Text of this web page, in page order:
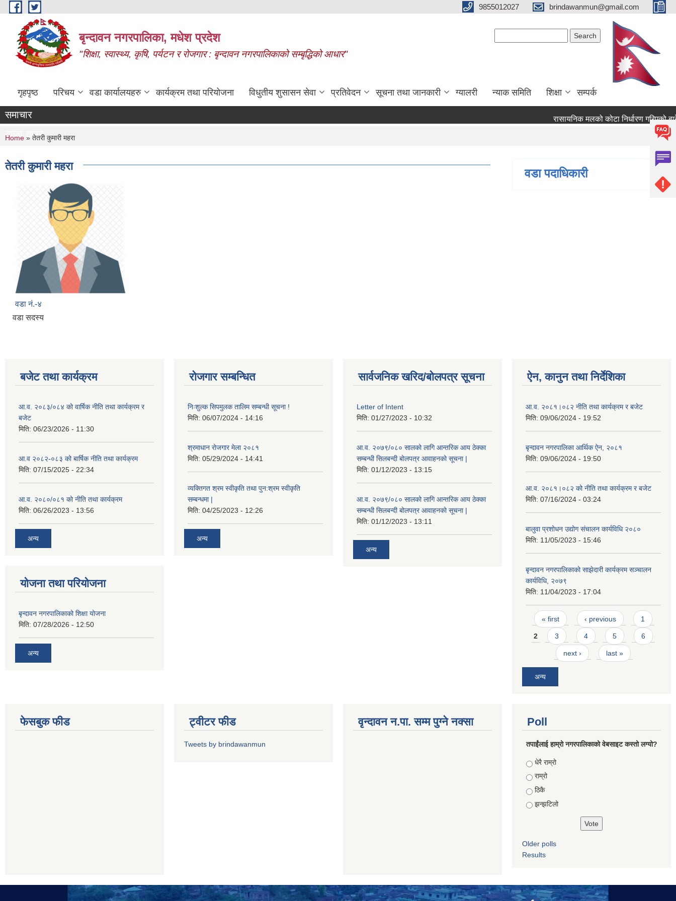
Skip to main content 9855012027 brindawanmun@gmail.com
बृन्दावन नगरपालिका, मधेश प्रदेश
"शिक्षा, स्वास्थ्य, कृषि, पर्यटन र रोजगार : बृन्दावन नगरपालिकाको सम्बृद्धिको आधार"
गृहपृष्ठ परिचय वडा कार्यालयहरु कार्यक्रम तथा परियोजना विधुतीय शुसासन सेवा प्रतिवेदन सूचना तथा जानकारी ग्यालरी न्याक समिति शिक्षा सम्पर्क
समाचार रासायनिक मलको कोटा निर्धारण गरिएको बारे ।
ताजा खबर
You are here
Home » तेतरी कुमारी महरा
तेतरी कुमारी महरा
वडा नं.-४
वडा सदस्य
वडा पदाधिकारी
बजेट तथा कार्यक्रम
आ.व. २०८३/०८४ को वार्षिक नीति तथा कार्यक्रम र
बजेट
मिति: 06/23/2026 - 11:30
आ.व २०८२-०८३ को बार्षिक नीति तथा कार्यक्रम
मिति: 07/15/2025 - 22:34
आ.व. २०८०/०८१ को नीति तथा कार्यक्रम
मिति: 06/26/2023 - 13:56
अन्य
योजना तथा परियोजना
बृन्दावन नगरपालिकाको शिक्षा योजना
मिति: 07/28/2026 - 12:50
अन्य
रोजगार सम्बन्धित
निःशुल्क सिपमुलक तालिम सम्बन्धी सूचना !
मिति: 06/07/2024 - 14:16
श्रमाधान रोजगार मेला २०८१
मिति: 05/29/2024 - 14:41
व्यक्तिगत श्रम स्वीकृति तथा पुन:श्रम स्वीकृति
सम्बन्धमा |
मिति: 04/25/2023 - 12:26
अन्य
सार्वजनिक खरिद/बोलपत्र सूचना
Letter of Intent
मिति: 01/27/2023 - 10:32
आ.व. २०७९/०८० सालको लागि आन्तरिक आय ठेक्का
सम्बन्धी सिलबन्दी बोलपत्र आवाहनको सूचना |
मिति: 01/12/2023 - 13:15
आ.व. २०७९/०८० सालको लागि आन्तरिक आय ठेक्का
सम्बन्धी सिलबन्दी बोलपत्र आवाहनको सूचना |
मिति: 01/12/2023 - 13:11
अन्य
ऐन, कानुन तथा निर्देशिका
आ.व. २०८१।०८२ नीति तथा कार्यक्रम र बजेट
मिति: 09/06/2024 - 19:52
बृन्दावन नगरपालिका आर्थिक ऐन, २०८१
मिति: 09/06/2024 - 19:50
आ.व. २०८१।०८२ को नीति तथा कार्यक्रम र बजेट
मिति: 07/16/2024 - 03:24
बालुवा प्रशोधन उद्योग संचालन कार्यविधि २०८०
मिति: 11/05/2023 - 15:46
बृन्दावन नगरपालिकाको साझेदारी कार्यक्रम सञ्चालन
कार्यविधि, २०७९
मिति: 11/04/2023 - 17:04
Pages
« first ‹ previous 1
2 3 4 5 6
next › last »
अन्य
फेसबुक फीड ट्वीटर फीड
Tweets by brindawanmun
वृन्दावन न.पा. सम्म पुग्ने नक्सा Poll
तपाईंलाई हाम्रो नगरपालिकाको वेबसाइट कस्तो लग्यो?
Choices
धेरै राम्रो
राम्रो
ठिकै
झन्झटिलो
Older polls
Results